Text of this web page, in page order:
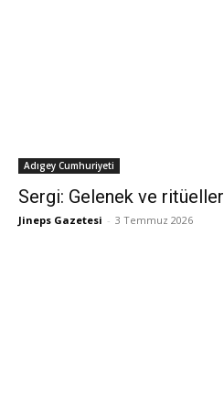
Adıgey Cumhuriyeti
Sergi: Gelenek ve ritüeller
Jineps Gazetesi - 3 Temmuz 2026